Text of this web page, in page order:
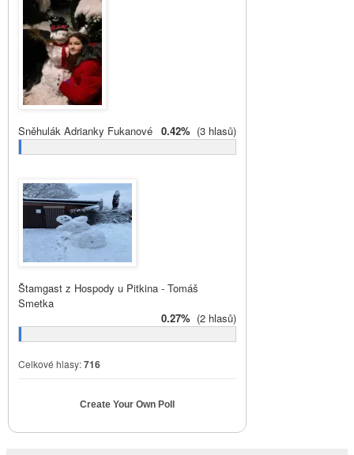
Sněhulák Adrianky Fukanové 0.42% (3 hlasů)
Štamgast z Hospody u Pitkina - Tomáš
Smetka
0.27% (2 hlasů)
Celkové hlasy:716
Create Your Own Poll